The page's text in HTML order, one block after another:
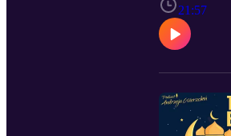
21:57